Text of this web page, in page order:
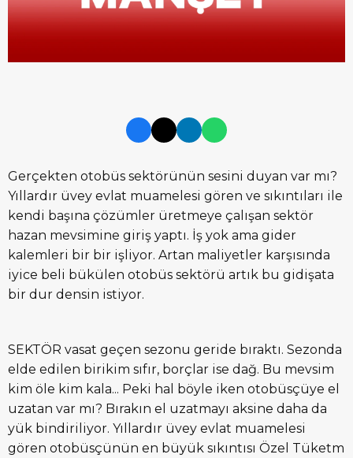
Gerçekten otobüs sektörünün sesini duyan var mı?
Yıllardır üvey evlat muamelesi gören ve sıkıntıları ile
kendi başına çözümler üretmeye çalışan sektör
hazan mevsimine giriş yaptı. İş yok ama gider
kalemleri bir bir işliyor. Artan maliyetler karşısında
iyice beli bükülen otobüs sektörü artık bu gidişata
bir dur densin istiyor.
SEKTÖR vasat geçen sezonu geride bıraktı. Sezonda
elde edilen birikim sıfır, borçlar ise dağ. Bu mevsim
kim öle kim kala... Peki hal böyle iken otobüsçüye el
uzatan var mı? Bırakın el uzatmayı aksine daha da
yük bindiriliyor. Yıllardır üvey evlat muamelesi
gören otobüsçünün en büyük sıkıntısı Özel Tüketm